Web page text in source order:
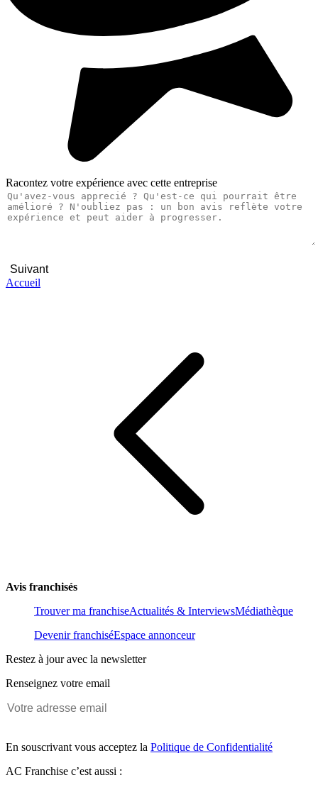
Racontez votre expérience avec cette entreprise
Suivant
Accueil
Avis franchisés
Trouver ma franchiseActualités & InterviewsMédiathèque
Devenir franchiséEspace annonceur
Restez à jour avec la newsletter
Renseignez votre email
En souscrivant vous acceptez la Politique de Confidentialité
AC Franchise c’est aussi :